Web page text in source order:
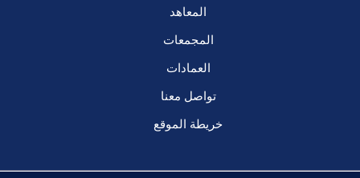
المعاهد
المجمعات
العمادات
تواصل معنا
خريطة الموقع